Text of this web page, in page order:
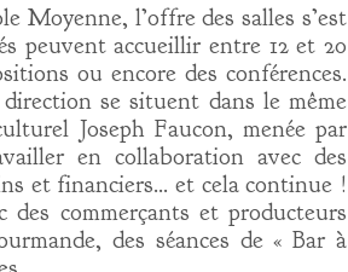
Moyenne, l’offre des salles s’est
peuvent accueillir entre 12 et 20
ou encore des conférences.
se situent dans le même
Joseph Faucon, menée par
en collaboration avec des
et financiers… et cela continue !
commerçants et producteurs
des séances de « Bar à